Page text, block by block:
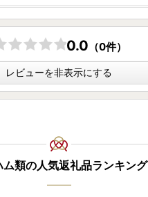
0.0 （0件）
レビューを非表示にする
ム類の人気返礼品ランキング